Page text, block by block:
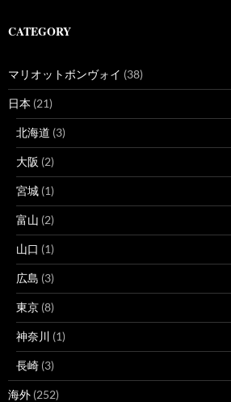
CATEGORY
マリオットボンヴォイ (38)
日本 (21)
北海道 (3)
大阪 (2)
宮城 (1)
富山 (2)
山口 (1)
広島 (3)
東京 (8)
神奈川 (1)
長崎 (3)
海外 (252)